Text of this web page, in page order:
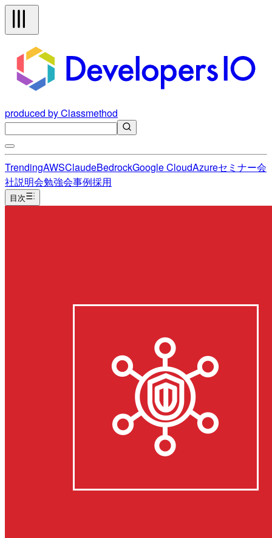
produced by Classmethod
TrendingAWSClaudeBedrockGoogle CloudAzureセミナー会
社説明会勉強会事例採用
目次